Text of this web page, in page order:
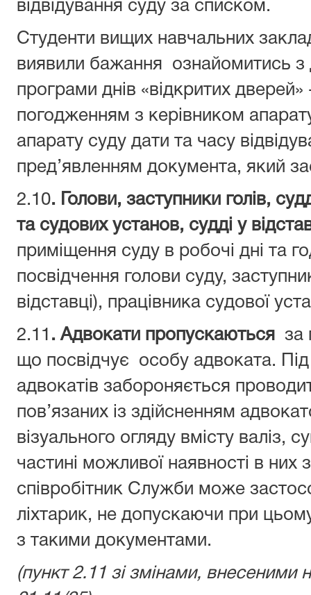
відвідування суду за списком.
Студенти вищих навчальних
виявили бажання ознайомитись з
програми днів «відкритих
погодженням з керівником
апарату суду дати та часу
пред’явленням документа, який
2.10. Голови, заступники голів,
та судових установ, судді у
приміщення суду в робочі дні та
посвідчення голови суду,
відставці), працівника судової
2.11 . Адвокати пропускаються
за
що посвідчує особу адвоката.
адвокатів забороняється
пов’язаних із здійсненням
візуального огляду вмісту валіз,
частині можливої наявності в них
співробітник Служби може
ліхтарик, не допускаючи при
з такими документами.
(пункт 2.11 зі змінами,